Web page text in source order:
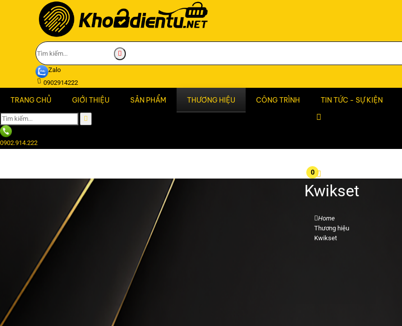
Zalo
0902914222
TRANG CHỦ GIỚI THIỆU SẢN PHẨM THƯƠNG HIỆU CÔNG TRÌNH TIN TỨC - SỰ KIỆN
0
0902.914.222
Kwikset
Home
Thương hiệu
Kwikset